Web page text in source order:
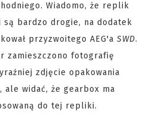
Wiadomo, że replik
są bardzo drogie, na dodatek
przyzwoitego AEG'a SWD.
zamieszczono fotografię
zdjęcie opakowania
ale widać, że gearbox ma
do tej repliki.